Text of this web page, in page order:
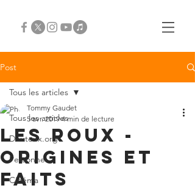
Post
Tous les articles
Douteux.org
Personnel
Cinéma
Tous les articles
Les Roux -
origines et
faits
Tommy Gaudet
5 avr. 2019 4 min de lecture